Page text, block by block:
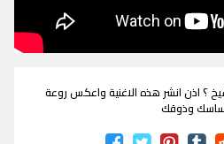
؟ اذن انشر هذه الاغنية واعكس روعة
وذوقك